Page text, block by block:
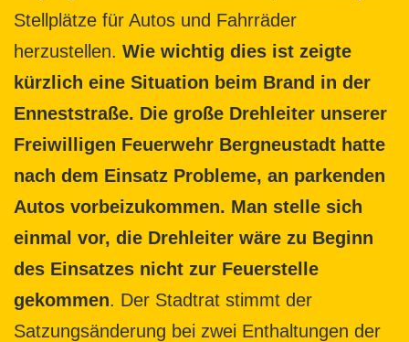
Stellplätze für Autos und Fahrräder
herzustellen. Wie wichtig dies ist zeigte
kürzlich eine Situation beim Brand in der
Enneststraße. Die große Drehleiter unserer
Freiwilligen Feuerwehr Bergneustadt hatte
nach dem Einsatz Probleme, an parkenden
Autos vorbeizukommen. Man stelle sich
einmal vor, die Drehleiter wäre zu Beginn
des Einsatzes nicht zur Feuerstelle
gekommen. Der Stadtrat stimmt der
Satzungsänderung bei zwei Enthaltungen der